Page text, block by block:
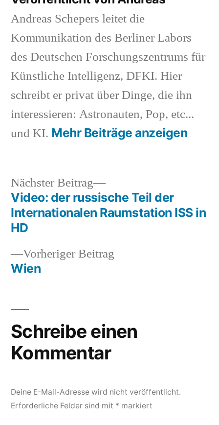
Andreas Schepers leitet die
Kommunikation des Berliner Labors
des Deutschen Forschungszentrums für
Künstliche Intelligenz, DFKI. Hier
schreibt er privat über Dinge, die ihn
interessieren: Astronauten, Pop, etc...
und KI. Mehr Beiträge anzeigen
Beitragsnavigation
Vorheriger Beitrag
Wien
Nächster Beitrag
Nächster
Beitrag:
Video: der russische Teil der
Internationalen Raumstation ISS in
HD
Schreibe einen
Kommentar
Deine E-Mail-Adresse wird nicht veröffentlicht.
Erforderliche Felder sind mit * markiert